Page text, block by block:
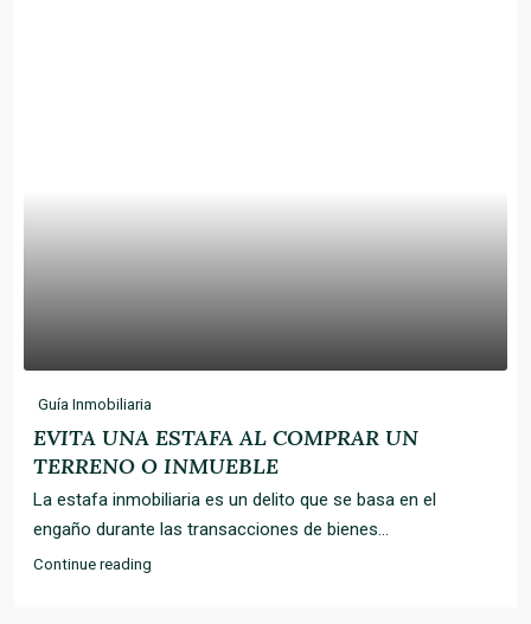
Guía Inmobiliaria
EVITA UNA ESTAFA AL COMPRAR UN
TERRENO O INMUEBLE
La estafa inmobiliaria es un delito que se basa en el
engaño durante las transacciones de bienes...
Continue reading